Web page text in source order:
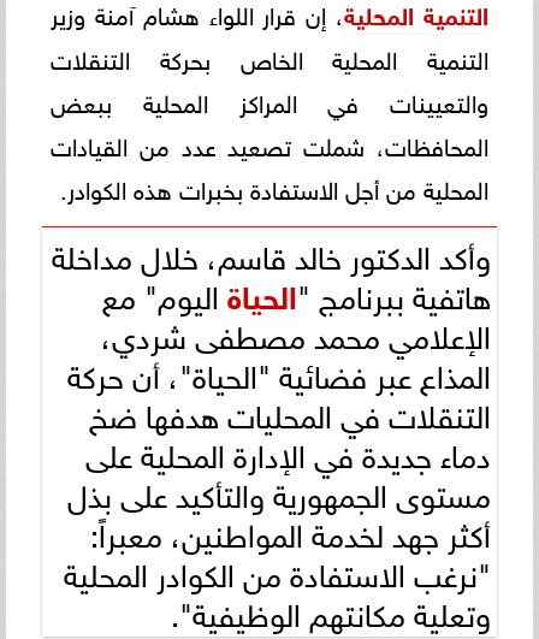
التنمية المحلية، إن قرار اللواء هشام آمنة وزير
التنمية المحلية الخاص بحركة التنقلات
والتعيينات في المراكز المحلية ببعض
المحافظات، شملت تصعيد عدد من القيادات
المحلية من أجل الاستفادة بخبرات هذه الكوادر.
وأكد الدكتور خالد قاسم، خلال مداخلة
هاتفية ببرنامج "الحياةاليوم" مع
الإعلامي محمد مصطفى شردي،
المذاع عبر فضائية "الحياة"، أن حركة
التنقلات في المحليات هدفها ضخ
دماء جديدة في الإدارة المحلية على
مستوى الجمهورية والتأكيد على بذل
أكثر جهد لخدمة المواطنين، معبراً:
"نرغب الاستفادة من الكوادر المحلية
وتعلية مكانتهم الوظيفية".